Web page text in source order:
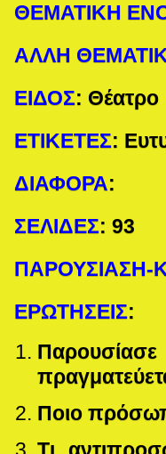
ΘΕΜΑΤΙΚΗ
ΑΛΛΗ
ΕΙΔΟΣ: Θέατρο
ΕΤΙΚΕΤΕΣ:
ΔΙΑΦΟΡΑ:
ΣΕΛΙΔΕΣ:93
ΠΑΡΟΥΣΙΑΣΗ-
ΕΡΩΤΗΣΕΙΣ:
Ποιο